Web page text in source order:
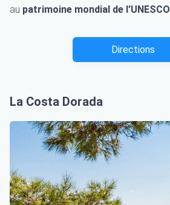
au patrimoine mondial de l'UNESCO
Directions
La Costa Dorada